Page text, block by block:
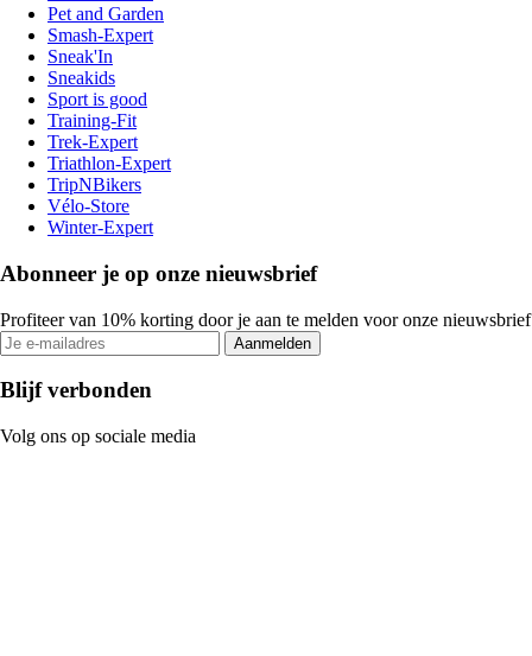
Pet and Garden
Smash-Expert
Sneak'In
Sneakids
Sport is good
Training-Fit
Trek-Expert
Triathlon-Expert
TripNBikers
Vélo-Store
Winter-Expert
Abonneer je op onze nieuwsbrief
Profiteer van 10% korting door je aan te melden voor onze nieuwsbrief
Aanmelden
Blijf verbonden
Volg ons op sociale media